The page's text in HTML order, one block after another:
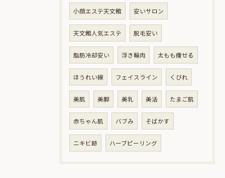
小顔エステ天文館 安いサロン
天文館人気エステ 脱毛安い
脂肪冷却安い 浮き輪肉 太もも痩せる
ほうれい線 フェイスライン くびれ
美肌 美脚 美乳 美活 たまご肌
赤ちゃん肌 バブみ そばかす
ニキビ跡 ハーブピーリング